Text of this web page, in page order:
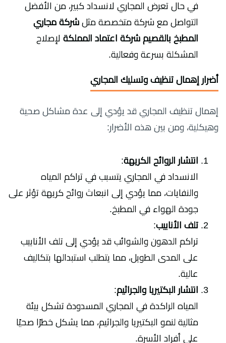
في حال تعرض المجاري لانسداد كبير، من الأفضل
التواصل مع شركة متخصصة مثل شركة مجاري
المطبخ بالقصيم شركة اعتماد المملكة لإصلاح
المشكلة بسرعة وفعالية.
أضرار إهمال تنظيف وتسليك المجاري
إهمال تنظيف المجاري قد يؤدي إلى عدة مشاكل صحية
وهيكلية، ومن بين هذه الأضرار:
انتشار الروائح الكريهة:
الانسداد في المجاري يتسبب في تراكم المياه
والنفايات، مما يؤدي إلى انبعاث روائح كريهة تؤثر على
جودة الهواء في المطبخ.
تلف الأنابيب:
تراكم الدهون والشوائب قد يؤدي إلى تلف الأنابيب
على المدى الطويل، مما يتطلب استبدالها بتكاليف
عالية.
انتشار البكتيريا والجراثيم:
المياه الراكدة في المجاري المسدودة تشكل بيئة
مثالية لنمو البكتيريا والجراثيم، مما يشكل خطرًا صحيًا
على أفراد الأسرة.